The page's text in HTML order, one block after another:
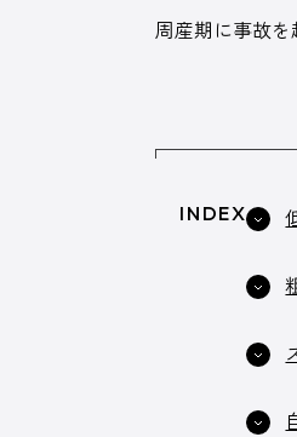
周産期に事故を
INDEX